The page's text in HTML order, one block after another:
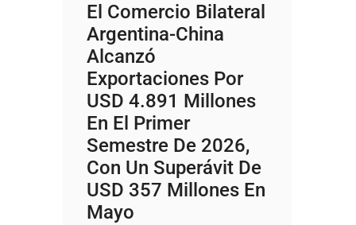
El Comercio Bilateral
Argentina-China
Alcanzó
Exportaciones Por
USD 4.891 Millones
En El Primer
Semestre De 2026,
Con Un Superávit De
USD 357 Millones En
Mayo